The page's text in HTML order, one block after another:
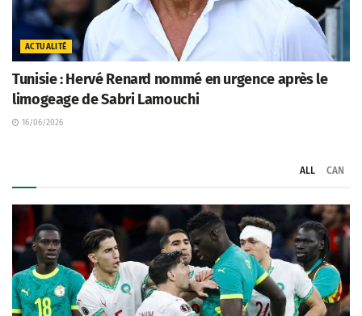
ACTUALITÉ
Tunisie : Hervé Renard nommé en urgence après le
limogeage de Sabri Lamouchi
16/06/2026
ALL CAN